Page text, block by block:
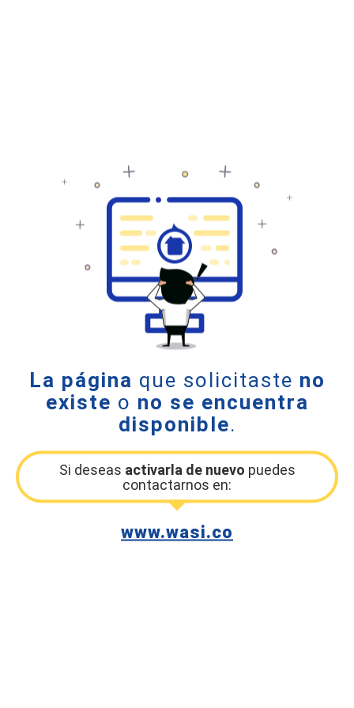
La página que solicitaste no
existe o no se encuentra
disponible.
Si deseas activarla de nuevo puedes
contactarnos en:
www.wasi.co